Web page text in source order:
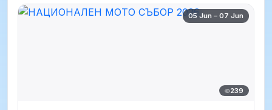
05 Jun – 07 Jun
239